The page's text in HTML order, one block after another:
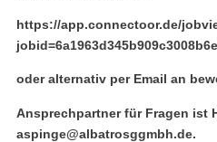
https://app.connectoor.de/
oder alternativ per Email an
Ansprechpartner für Fragen ist
aspinge@albatrosggmbh.de.